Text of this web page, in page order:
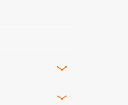
Material